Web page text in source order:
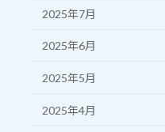
2025年7月
2025年6月
2025年5月
2025年4月